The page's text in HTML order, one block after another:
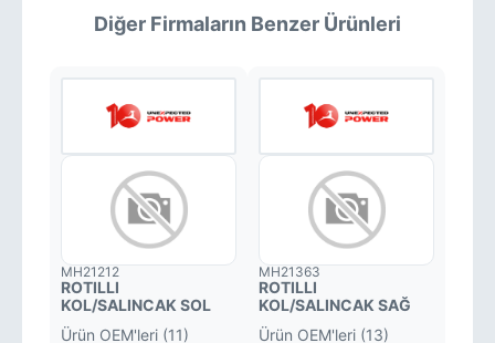
- 54500 00Q0J
- 54500 00Q0M
- 54501 00Q0K
- 54501 00Q0G
Diğer Firmaların Benzer Ürünleri
MH21212
ROTILLI
KOL/SALINCAK SOL
Ürün OEM'leri (11)
MH21363
ROTILLI
KOL/SALINCAK SAĞ
Ürün OEM'leri (13)